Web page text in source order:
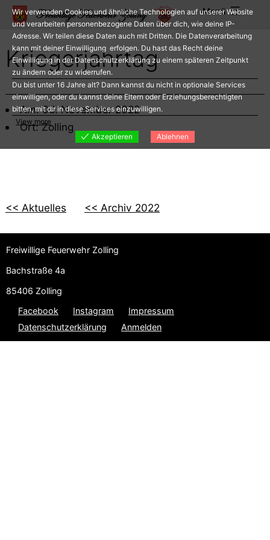
Zum
Inhalt
springen
Menü
Kriegerjahrtag
Am: 06. November 2022
Ort: Zolling
<< Aktuelles << Archiv 2022
Freiwillige Feuerwehr Zolling
Bachstraße 4a
85406 Zolling
Facebook
Instagram
Impressum
Datenschutzerklärung
Anmelden
Wir verwenden Cookies und ähnliche Technologien auf unserer Website
und verarbeiten personenbezogene Daten über dich, wie deine IP-
Adresse. Wir teilen diese Daten auch mit Dritten. Die Datenverarbeitung
kann mit deiner Einwilligung erfolgen. Du hast das Recht deine
Einwilligung in der Datenschutzerklärung zu einem späteren Zeitpunkt
zu ändern oder zu widerrufen.
Du bist unter 16 Jahre alt? Dann kannst du nicht in optionale Services
einwilligen, oder du kannst deine Eltern oder Erziehungsberechtigten
bitten, mit dir in diese Services einzuwilligen.
View more
Akzeptieren
Ablehnen